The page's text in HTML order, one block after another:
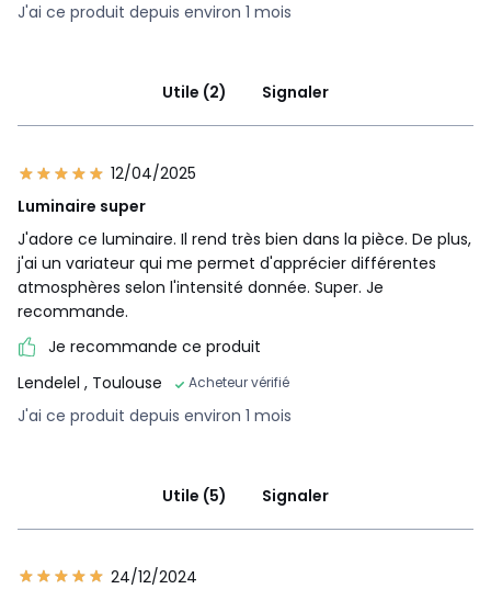
J'ai ce produit depuis environ 1 mois
Utile (2) Signaler
12/04/2025
Luminaire super
J'adore ce luminaire. Il rend très bien dans la pièce. De plus,
j'ai un variateur qui me permet d'apprécier différentes
atmosphères selon l'intensité donnée. Super. Je
recommande.
Je recommande ce produit
Lendelel , Toulouse Acheteur vérifié
J'ai ce produit depuis environ 1 mois
Utile (5) Signaler
24/12/2024